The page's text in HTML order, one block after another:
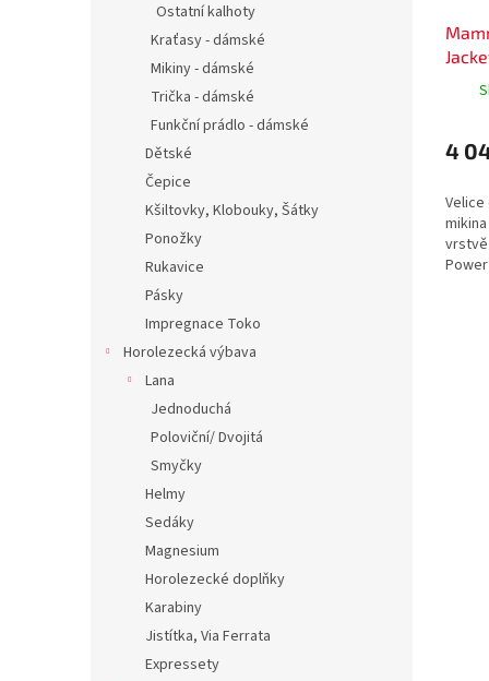
Ostatní kalhoty
Kraťasy - dámské
Mikiny - dámské
Trička - dámské
Funkční prádlo - dámské
Dětské
Čepice
Kšiltovky, Klobouky, Šátky
Ponožky
Rukavice
Pásky
Impregnace Toko
Horolezecká výbava
Lana
Jednoduchá
Poloviční/ Dvojitá
Smyčky
Helmy
Sedáky
Magnesium
Horolezecké doplňky
Karabiny
Jistítka, Via Ferrata
Expressety
4